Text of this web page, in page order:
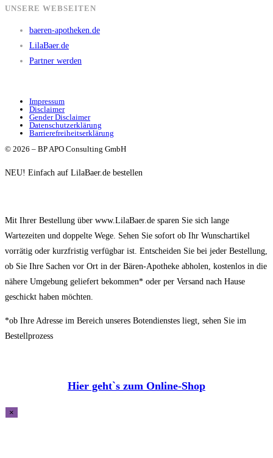
UNSERE WEBSEITEN
baeren-apotheken.de
LilaBaer.de
Partner werden
Impressum
Disclaimer
Gender Disclaimer
Datenschutzerklärung
Barrierefreiheitserklärung
© 2026 – BP APO Consulting GmbH
NEU! Einfach auf LilaBaer.de bestellen
Mit Ihrer Bestellung über www.LilaBaer.de sparen Sie sich lange
Wartezeiten und doppelte Wege. Sehen Sie sofort ob Ihr Wunschartikel
vorrätig oder kurzfristig verfügbar ist. Entscheiden Sie bei jeder Bestellung,
ob Sie Ihre Sachen vor Ort in der Bären-Apotheke abholen, kostenlos in die
nähere Umgebung geliefert bekommen* oder per Versand nach Hause
geschickt haben möchten.
*ob Ihre Adresse im Bereich unseres Botendienstes liegt, sehen Sie im
Bestellprozess
Hier geht`s zum Online-Shop
×